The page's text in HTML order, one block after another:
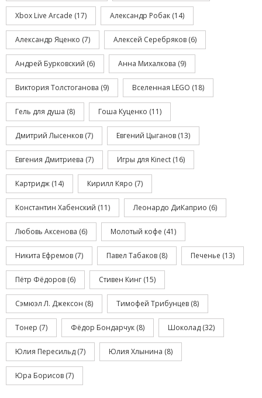
Xbox Live Arcade (17) Александр Робак (14)
Александр Яценко (7) Алексей Серебряков (6)
Андрей Бурковский (6) Анна Михалкова (9)
Виктория Толстоганова (9) Вселенная LEGO (18)
Гель для душа (8) Гоша Куценко (11)
Дмитрий Лысенков (7) Евгений Цыганов (13)
Евгения Дмитриева (7) Игры для Kinect (16)
Картридж (14) Кирилл Кяро (7)
Константин Хабенский (11) Леонардо ДиКаприо (6)
Любовь Аксенова (6) Молотый кофе (41)
Никита Ефремов (7) Павел Табаков (8) Печенье (13)
Пётр Фёдоров (6) Стивен Кинг (15)
Сэмюэл Л. Джексон (8) Тимофей Трибунцев (8)
Тонер (7) Фёдор Бондарчук (8) Шоколад (32)
Юлия Пересильд (7) Юлия Хлынина (8)
Юра Борисов (7)